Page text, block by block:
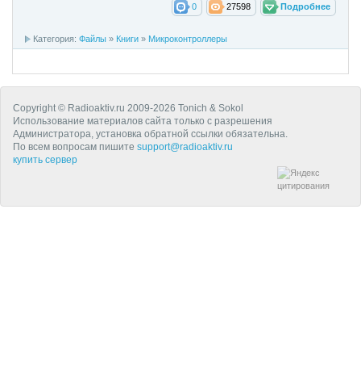
Подробнее
27598
0
Категория: Файлы » Книги » Микроконтроллеры
Copyright © Radioaktiv.ru 2009-2026 Tonich & Sokol
Использование материалов сайта только с разрешения
Администратора, установка обратной ссылки обязательна.
По всем вопросам пишите support@radioaktiv.ru
купить сервер